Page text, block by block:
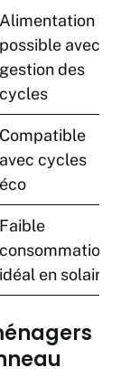
Alimentation
possible avec
gestion des
cycles
Compatible
avec cycles
éco
Faible
consommation,
idéal en solaire